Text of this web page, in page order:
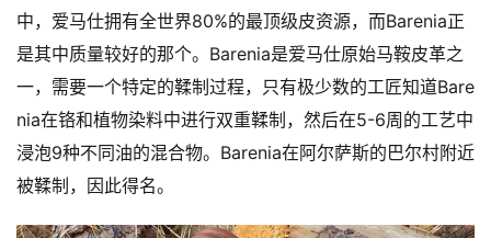
中，爱马仕拥有全世界80%的最顶级皮资源，而Barenia正
是其中质量较好的那个。Barenia是爱马仕原始马鞍皮革之
一，需要一个特定的鞣制过程，只有极少数的工匠知道Bare
nia在铬和植物染料中进行双重鞣制，然后在5-6周的工艺中
浸泡9种不同油的混合物。Barenia在阿尔萨斯的巴尔村附近
被鞣制，因此得名。